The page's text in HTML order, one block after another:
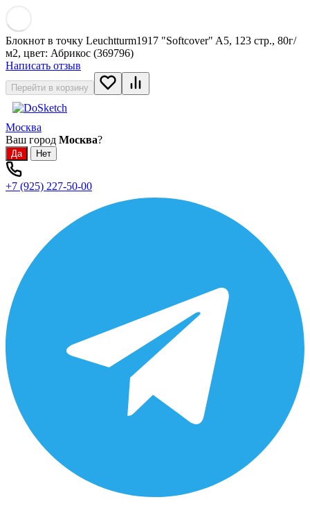
Блокнот в точку Leuchtturm1917 "Softcover" A5, 123 стр., 80г/
м2, цвет: Абрикос (369796)
Написать отзыв
Перейти в корзину
Москва
Ваш город Москва?
+7 (925) 227-50-00